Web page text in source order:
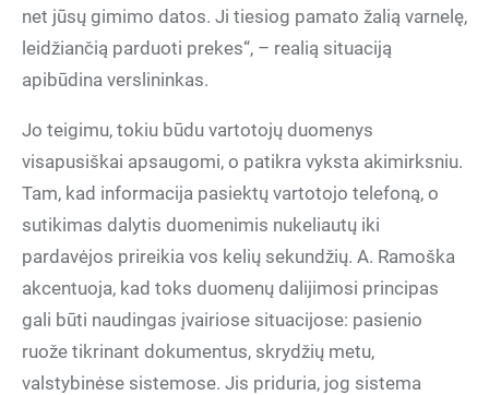
net jūsų gimimo datos. Ji tiesiog pamato žalią varnelę,
leidžiančią parduoti prekes“, – realią situaciją
apibūdina verslininkas.
Jo teigimu, tokiu būdu vartotojų duomenys
visapusiškai apsaugomi, o patikra vyksta akimirksniu.
Tam, kad informacija pasiektų vartotojo telefoną, o
sutikimas dalytis duomenimis nukeliautų iki
pardavėjos prireikia vos kelių sekundžių. A. Ramoška
akcentuoja, kad toks duomenų dalijimosi principas
gali būti naudingas įvairiose situacijose: pasienio
ruože tikrinant dokumentus, skrydžių metu,
valstybinėse sistemose. Jis priduria, jog sistema